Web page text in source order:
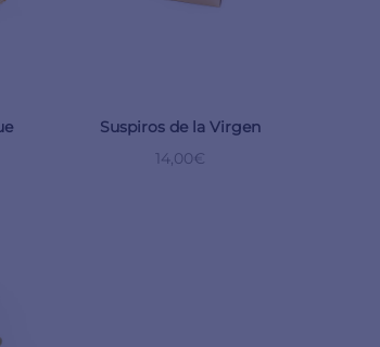
Suspiros de la Virgen
14,00€